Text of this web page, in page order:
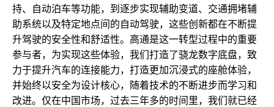
持、自动泊车等功能，到逐步实现辅助变道、交通拥堵辅
助系统以及特定地点间的自动驾驶，这些创新都在不断提
升驾驶的安全性和舒适性。高通是这一转型过程中的重要
参与者，为实现这些体验，我们打造了骁龙数字底盘，致
力于提升汽车的连接能力，打造更加沉浸式的座舱体验，
并始终以安全为设计核心，随着技术的不断进步而学习和
改进。仅在中国市场，过去三年多的时间里，我们就已经